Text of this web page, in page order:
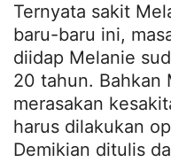
Ternyata sakit
baru-baru ini,
diidap Melanie
20 tahun. Bahkan
merasakan
harus dilakukan
Demikian ditulis